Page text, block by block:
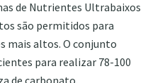
de Nutrientes Ultrabaixos
são permitidos para
mais altos. O conjunto
para realizar 78-100